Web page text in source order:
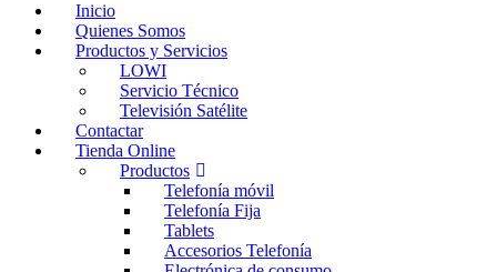
Inicio
Quienes Somos
Productos y Servicios
LOWI
Servicio Técnico
Televisión Satélite
Contactar
Tienda Online
Productos
Telefonía móvil
Telefonía Fija
Tablets
Accesorios Telefonía